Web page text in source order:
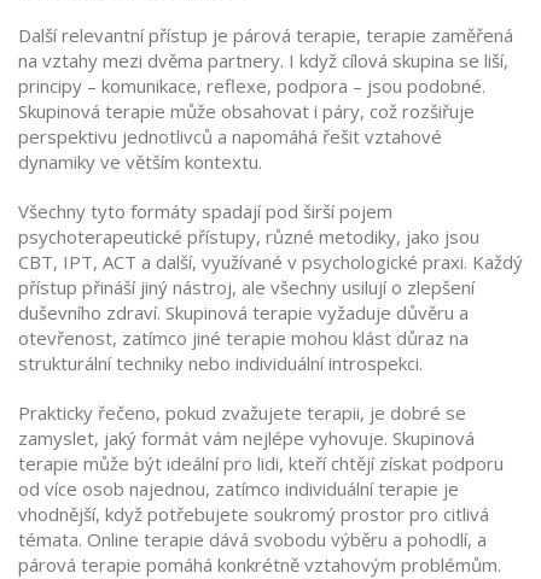
Další relevantní přístup je párová terapie, terapie zaměřená
na vztahy mezi dvěma partnery. I když cílová skupina se liší,
principy – komunikace, reflexe, podpora – jsou podobné.
Skupinová terapie může obsahovat i páry, což rozšiřuje
perspektivu jednotlivců a napomáhá řešit vztahové
dynamiky ve větším kontextu.
Všechny tyto formáty spadají pod širší pojem
psychoterapeutické přístupy, různé metodiky, jako jsou
CBT, IPT, ACT a další, využívané v psychologické praxi. Každý
přístup přináší jiný nástroj, ale všechny usilují o zlepšení
duševního zdraví. Skupinová terapie vyžaduje důvěru a
otevřenost, zatímco jiné terapie mohou klást důraz na
strukturální techniky nebo individuální introspekci.
Prakticky řečeno, pokud zvažujete terapii, je dobré se
zamyslet, jaký formát vám nejlépe vyhovuje. Skupinová
terapie může být ideální pro lidi, kteří chtějí získat podporu
od více osob najednou, zatímco individuální terapie je
vhodnější, když potřebujete soukromý prostor pro citlivá
témata. Online terapie dává svobodu výběru a pohodlí, a
párová terapie pomáhá konkrétně vztahovým problémům.